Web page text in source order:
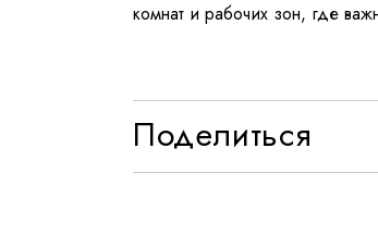
комнат и рабочих зон, где
Поделиться